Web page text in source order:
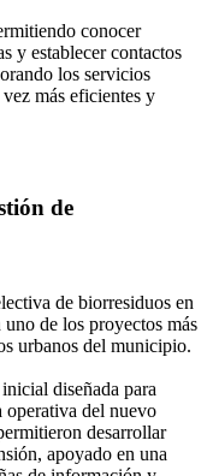
conocer
y establecer contactos
los servicios
más eficientes y
de
de biorresiduos en
de los proyectos más
urbanos del municipio.
diseñada para
operativa del nuevo
desarrollar
apoyado en una